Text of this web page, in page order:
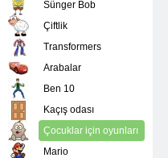
Sünger Bob
Çiftlik
Transformers
Arabalar
Ben 10
Kaçış odası
Çocuklar için oyunları
Mario